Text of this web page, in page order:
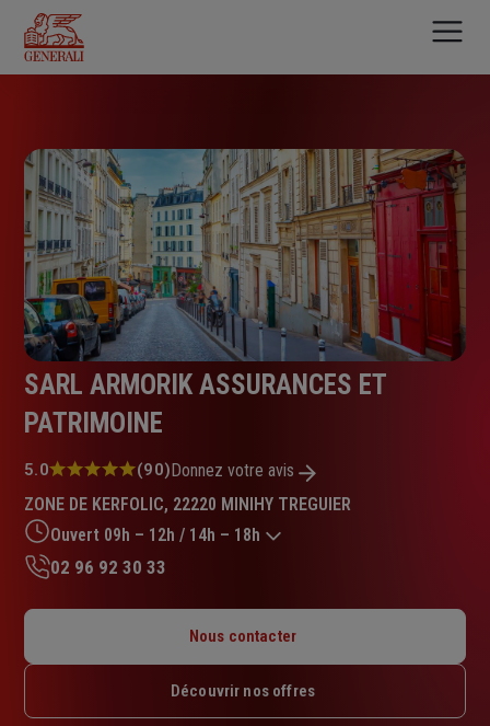
contenu
principal
SARL ARMORIK ASSURANCES ET
PATRIMOINE
Note
5.0
sur
5
étoiles
5.0 (90)Donnez votre avis
ZONE DE KERFOLIC, 22220 MINIHY TREGUIER
Ouvert 09h – 12h / 14h – 18h
Mardi : 09h – 12h / 14h – 18h
Jeudi : 09h – 12h / 14h – 18h
02 96 92 30 33
Nous contacter
Découvrir nos offres